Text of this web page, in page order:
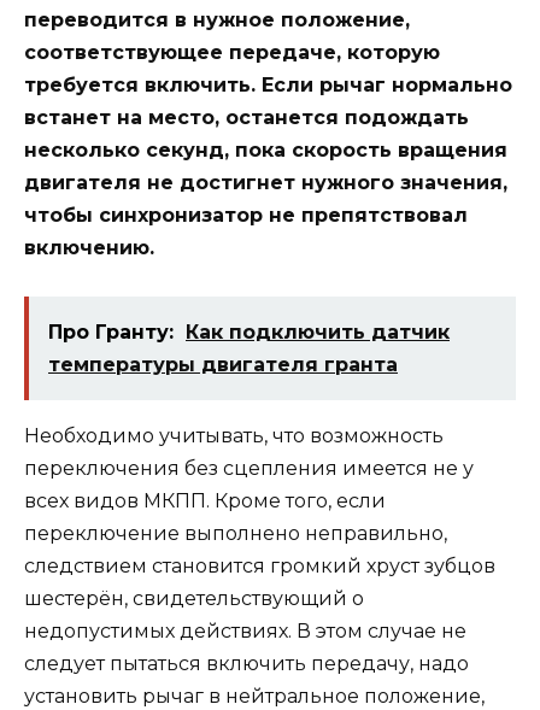
переводится в нужное положение,
соответствующее передаче, которую
требуется включить. Если рычаг нормально
встанет на место, останется подождать
несколько секунд, пока скорость вращения
двигателя не достигнет нужного значения,
чтобы синхронизатор не препятствовал
включению.
Про Гранту: Как подключить датчик
температуры двигателя гранта
Необходимо учитывать, что возможность
переключения без сцепления имеется не у
всех видов МКПП. Кроме того, если
переключение выполнено неправильно,
следствием становится громкий хруст зубцов
шестерён, свидетельствующий о
недопустимых действиях. В этом случае не
следует пытаться включить передачу, надо
установить рычаг в нейтральное положение,